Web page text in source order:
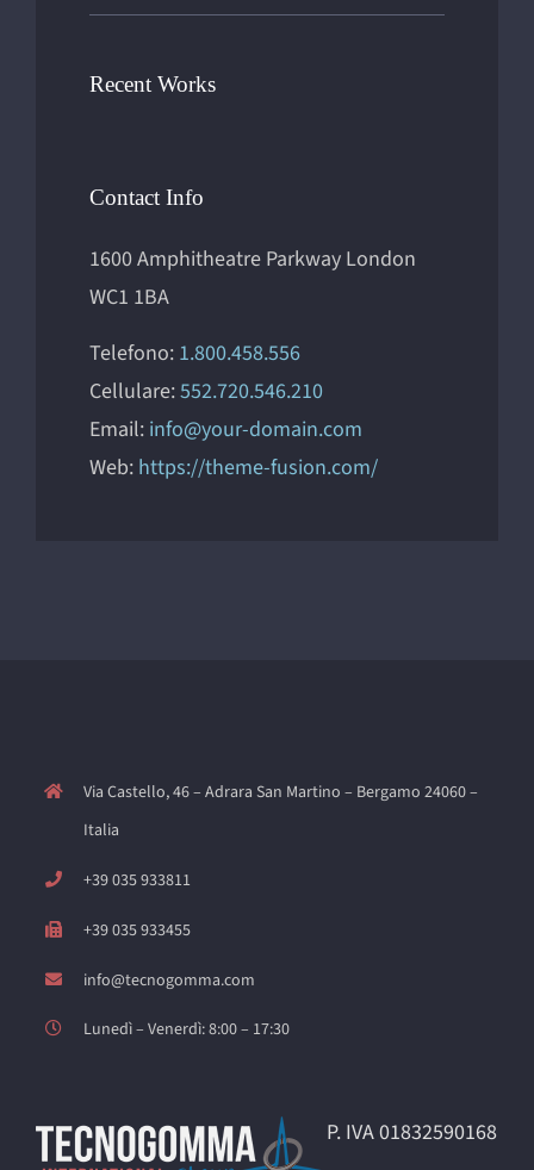
Recent Works
Contact Info
1600 Amphitheatre Parkway London
WC1 1BA
Telefono: 1.800.458.556
Cellulare:552.720.546.210
Email: info@your-domain.com
Web: https://theme-fusion.com/
Via Castello, 46 – Adrara San Martino – Bergamo 24060 –
Italia
+39 035 933811
+39 035 933455
info@tecnogomma.com
Lunedì – Venerdì: 8:00 – 17:30
P. IVA 01832590168